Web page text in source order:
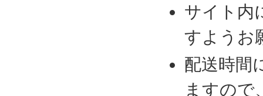
サイト内
すようお
配送時間
ますので